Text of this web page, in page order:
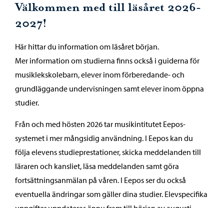
Välkommen med till läsåret 2026-
2027!
Här hittar du information om läsåret början.
Mer information om studierna finns också i guiderna för
musiklekskolebarn, elever inom förberedande- och
grundläggande undervisningen samt elever inom öppna
studier.
Från och med hösten 2026 tar musikintitutet Eepos-
systemet i mer mångsidig användning. I Eepos kan du
följa elevens studieprestationer, skicka meddelanden till
läraren och kansliet, läsa meddelanden samt göra
fortsättningsanmälan på våren. I Eepos ser du också
eventuella ändringar som gäller dina studier. Elevspecifika